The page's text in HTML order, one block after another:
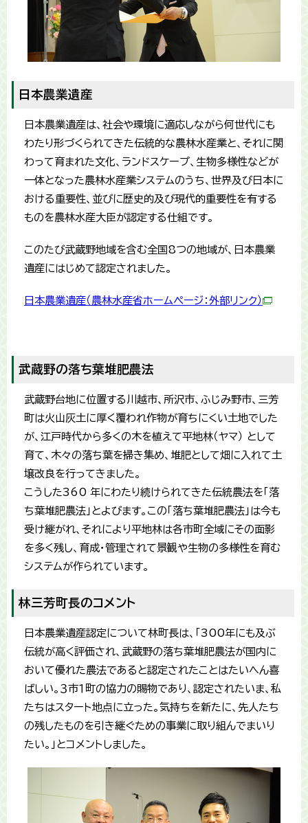
日本農業遺産
日本農業遺産は、社会や環境に適応しながら何世代にも
わたり形づくられてきた伝統的な農林水産業と、それに関
わって育まれた文化、ランドスケープ、生物多様性などが
一体となった農林水産業システムのうち、世界及び日本に
おける重要性、並びに歴史的及び現代的重要性を有する
ものを農林水産大臣が認定する仕組です。
このたび武蔵野地域を含む全国8つの地域が、日本農業
遺産にはじめて認定されました。
日本農業遺産（農林水産省ホームページ：外部リンク）
武蔵野の落ち葉堆肥農法
武蔵野台地に位置する川越市、所沢市、ふじみ野市、三芳
町は火山灰土に厚く覆われ作物が育ちにくい土地でした
が、江戸時代から多くの木を植えて平地林（ヤマ） として
育て、木々の落ち葉を掃き集め、堆肥として畑に入れて土
壌改良を行ってきました。
こうした360 年にわたり続けられてきた伝統農法を「落
ち葉堆肥農法」とよびます。この「落ち葉堆肥農法」は今も
受け継がれ、それにより平地林は各市町全域にその面影
を多く残し、育成・管理されて景観や生物の多様性を育む
システムが作られています。
林三芳町長のコメント
日本農業遺産認定について林町長は、「300年にも及ぶ
伝統が高く評価され、武蔵野の落ち葉堆肥農法が国内に
おいて優れた農法であると認定されたことはたいへん喜
ばしい。３市１町の協力の賜物であり、認定されたいま、私
たちはスタート地点に立った。気持ちを新たに、先人たち
の残したものを引き継ぐための事業に取り組んでまいり
たい。」とコメントしました。